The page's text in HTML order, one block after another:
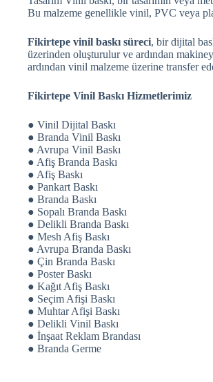
Bu malzeme genellikle vinil, PVC veya
Fikirtepe vinil baskı süreci, bir dijital
üzerinden oluşturulur ve ardından
ardından vinil malzeme üzerine transfer
Fikirtepe Vinil Baskı Hizmetlerimiz
● Vinil Dijital Baskı
● Branda Vinil Baskı
● Avrupa Vinil Baskı
● Afiş Branda Baskı
● Afiş Baskı
● Pankart Baskı
● Branda Baskı
● Sopalı Branda Baskı
● Delikli Branda Baskı
● Mesh Afiş Baskı
● Avrupa Branda Baskı
● Çin Branda Baskı
● Poster Baskı
● Kağıt Afiş Baskı
● Seçim Afişi Baskı
● Muhtar Afişi Baskı
● Delikli Vinil Baskı
● İnşaat Reklam Brandası
● Branda Germe